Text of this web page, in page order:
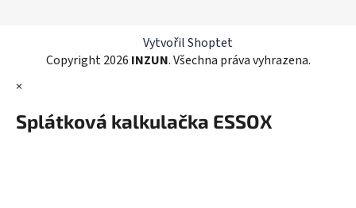
Vytvořil Shoptet
Copyright 2026 INZUN. Všechna práva vyhrazena.
×
Splátková kalkulačka ESSOX